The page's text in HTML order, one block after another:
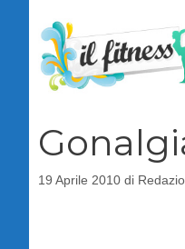
contenuto
19 Aprile 2010 di